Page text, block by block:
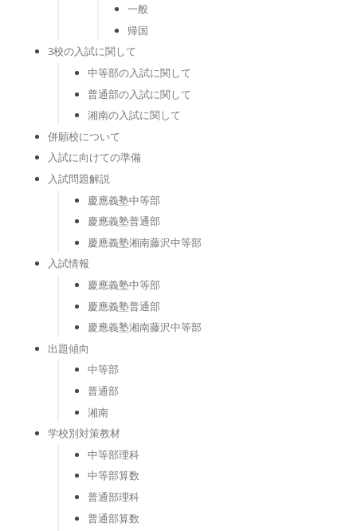
一般
帰国
3校の入試に関して
中等部の入試に関して
普通部の入試に関して
湘南の入試に関して
併願校について
入試に向けての準備
入試問題解説
慶應義塾中等部
慶應義塾普通部
慶應義塾湘南藤沢中等部
入試情報
慶應義塾中等部
慶應義塾普通部
慶應義塾湘南藤沢中等部
出題傾向
中等部
普通部
湘南
学校別対策教材
中等部理科
中等部算数
普通部理科
普通部算数